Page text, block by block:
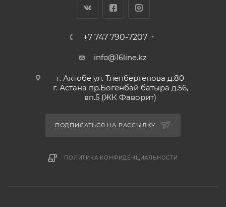
+7 747 790-7207
info@16line.kz
г. Актобе ул. Тлепбергенова д.80
г. Астана пр.Богенбай батыра д.56,
вп.5 (ЖК Фаворит)
ПОДПИСАТЬСЯ НА РАССЫЛКУ
ПОЛИТИКА КОНФИДЕНЦИАЛЬНОСТИ